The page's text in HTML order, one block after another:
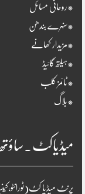
*روحانی مسائل
*سنہرے بندھن
*مزیدار کھانے
*ہیلتھ گائیڈ
*ٹائمز کلب
*بلاگ
پرنٹ میڈیا